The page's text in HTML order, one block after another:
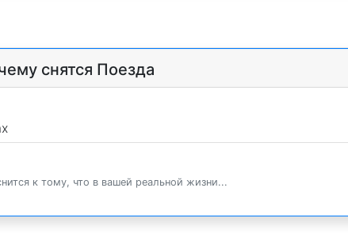
снятся Поезда
к тому, что в вашей реальной жизни...